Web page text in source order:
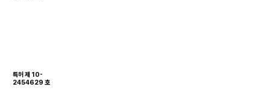
특허 제 10-
2454629 호